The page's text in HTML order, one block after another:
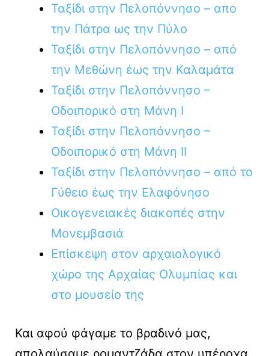
Ταξίδι στην Πελοπόννησο – απο
την Πάτρα ως την Πύλο
Ταξίδι στην Πελοπόννησο – από
την Μεθώνη έως την Καλαμάτα
Ταξίδι στην Πελοπόννησο –
Οδοιπορικό στη Μάνη Ι
Ταξίδι στην Πελοπόννησο –
Οδοιπορικό στη Μάνη ΙΙ
Ταξίδι στην Πελοπόννησο – από το
Γύθειο έως την Ελαφόνησο
Οικογενειακές διακοπές στην
Μονεμβασιά
Επίσκεψη στον αρχαιολογικό
χώρο της Αρχαίας Ολυμπίας και
στο μουσείο της
Και αφού φάγαμε το βραδινό μας,